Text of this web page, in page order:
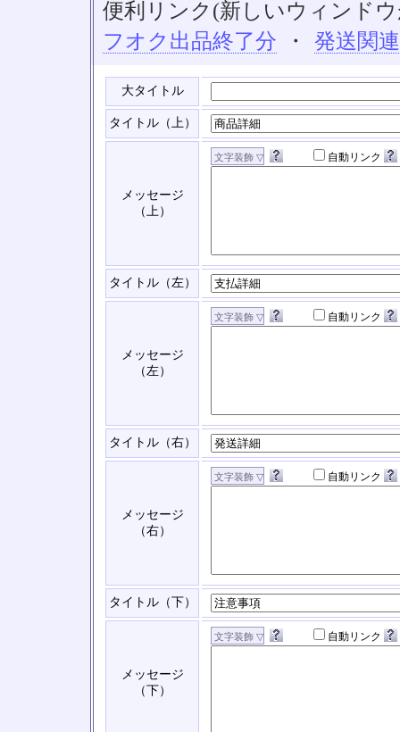
便利リンク(新しいウィンド
フオク出品終了分
・ 発送関
大タイトル
タイトル（上）
メッセージ
（上）
自動リンク
タイトル（左）
メッセージ
（左）
自動リンク
タイトル（右）
メッセージ
（右）
自動リンク
タイトル（下）
メッセージ
（下）
自動リンク